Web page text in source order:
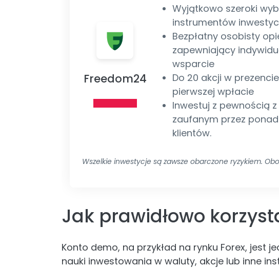
Freedom24
Wyjątkowo szeroki
instrumentów
Bezpłatny osobisty
zapewniający
wsparcie
Do 20 akcji w
pierwszej wpłacie
Inwestuj z pewnością
zaufanym przez
klientów.
Wszelkie inwestycje są zawsze obarczone ryzykiem.
Jak prawidłowo
Konto demo, na przykład na rynku Forex, jest
nauki inwestowania w waluty, akcje lub inne